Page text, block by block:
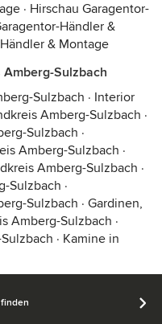
· Hirschau Garagentor-
Händler &
& Montage
Sulzbach
Sulzbach · Interior
Amberg-Sulzbach ·
Sulzbach ·
Amberg-Sulzbach ·
Amberg-Sulzbach ·
Sulzbach ·
Sulzbach · Gardinen,
Amberg-Sulzbach ·
· Kamine in